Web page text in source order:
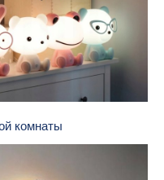
комнаты